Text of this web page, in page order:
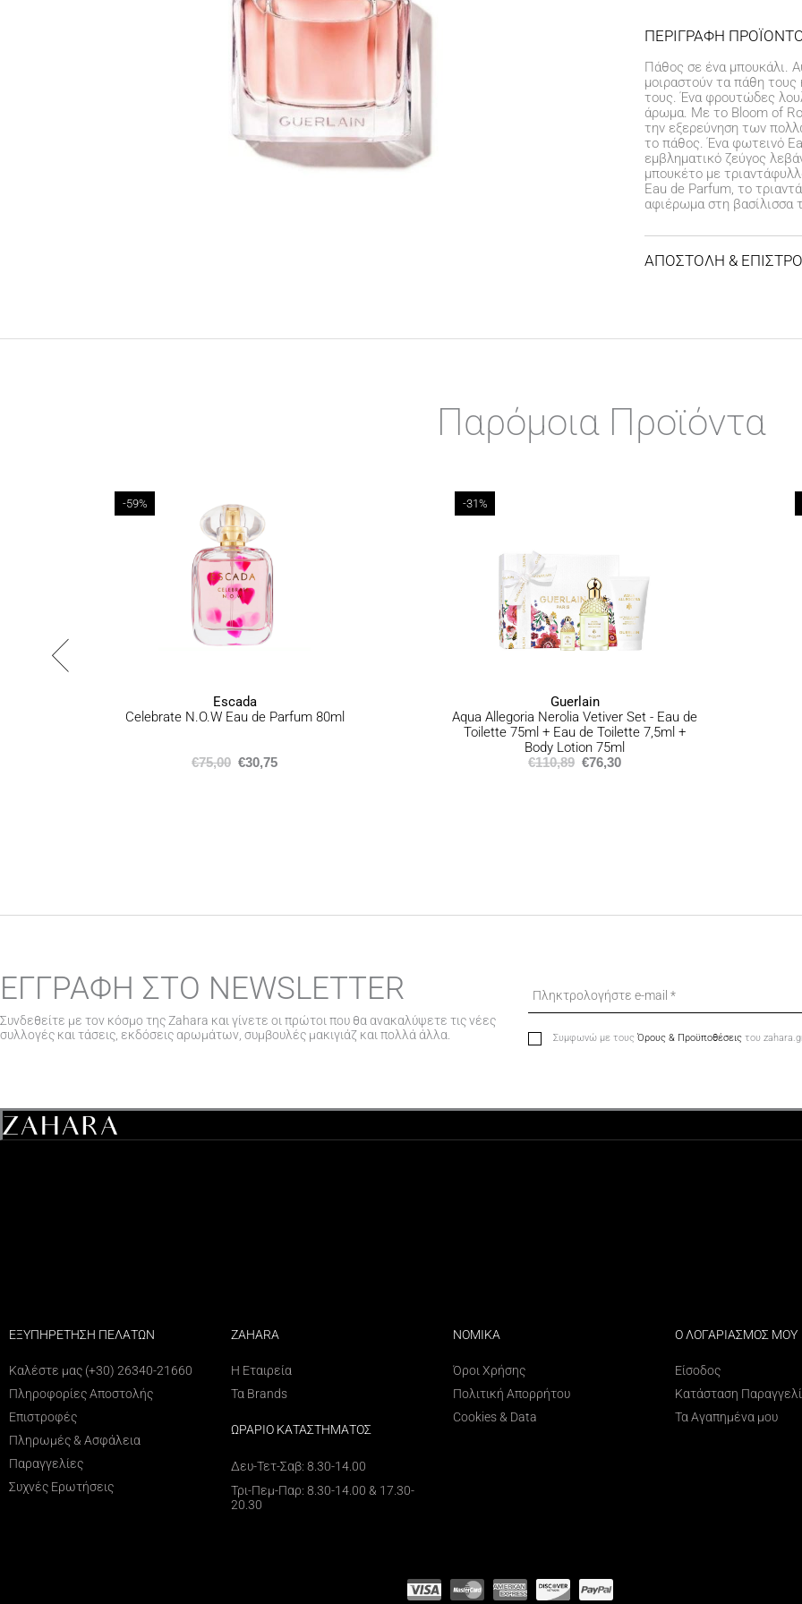
ΠΕΡΙΓΡΑΦΗ
Πάθος σε ένα μπουκάλι.
μοιραστούν τα πάθη
τους. Ένα φρουτώδες
άρωμα. Με το Bloom of
την εξερεύνηση των
το πάθος. Ένα φωτεινό
εμβληματικό ζεύγος
μπουκέτο με
Eau de Parfum, το
αφιέρωμα στη βασίλισσα
ΑΠΟΣΤΟΛΗ &
Έξοδα αποστολής3,99
Αποστολή σε
Αποστολή σε
Παρόμοια Προϊόντα
Escada
Celebrate N.O.W Eau de Parfum 80ml
€75,00 €30,75
-59%
Guerlain
Aqua Allegoria Nerolia Vetiver Set - Eau de
Toilette 75ml + Eau de Toilette 7,5ml +
Body Lotion 75ml
€110,89 €76,30
-31%
ΕΓΓΡΑΦΗ ΣΤΟ NEWSLETTER
Συνδεθείτε με τον κόσμο της Zahara και γίνετε οι πρώτοι που θα ανακαλύψετε τις νέες
συλλογές και τάσεις, εκδόσεις αρωμάτων, συμβουλές μακιγιάζ και πολλά άλλα.
Συμφωνώ με τουςΌρους & Προϋποθέσεις του
ΕΞΥΠΗΡΕΤΗΣΗ ΠΕΛΑΤΩΝ
Καλέστε μας (+30) 26340-21660
Πληροφορίες Αποστολής
Επιστροφές
Πληρωμές & Ασφάλεια
Παραγγελίες
Συχνές Ερωτήσεις
ZAHARA
Η Εταιρεία
Τα Brands
ΩΡΑΡΙΟ ΚΑΤΑΣΤΗΜΑΤΟΣ
Δευ-Τετ-Σαβ: 8.30-14.00
Τρι-Πεμ-Παρ: 8.30-14.00 & 17.30-
20.30
ΝΟΜΙΚΑ
Όροι Χρήσης
Πολιτική Απορρήτου
Cookies & Data
Ο ΛΟΓΑΡΙΑΣΜΟΣ ΜΟΥ
Είσοδος
Κατάσταση
Τα Αγαπημένα μου